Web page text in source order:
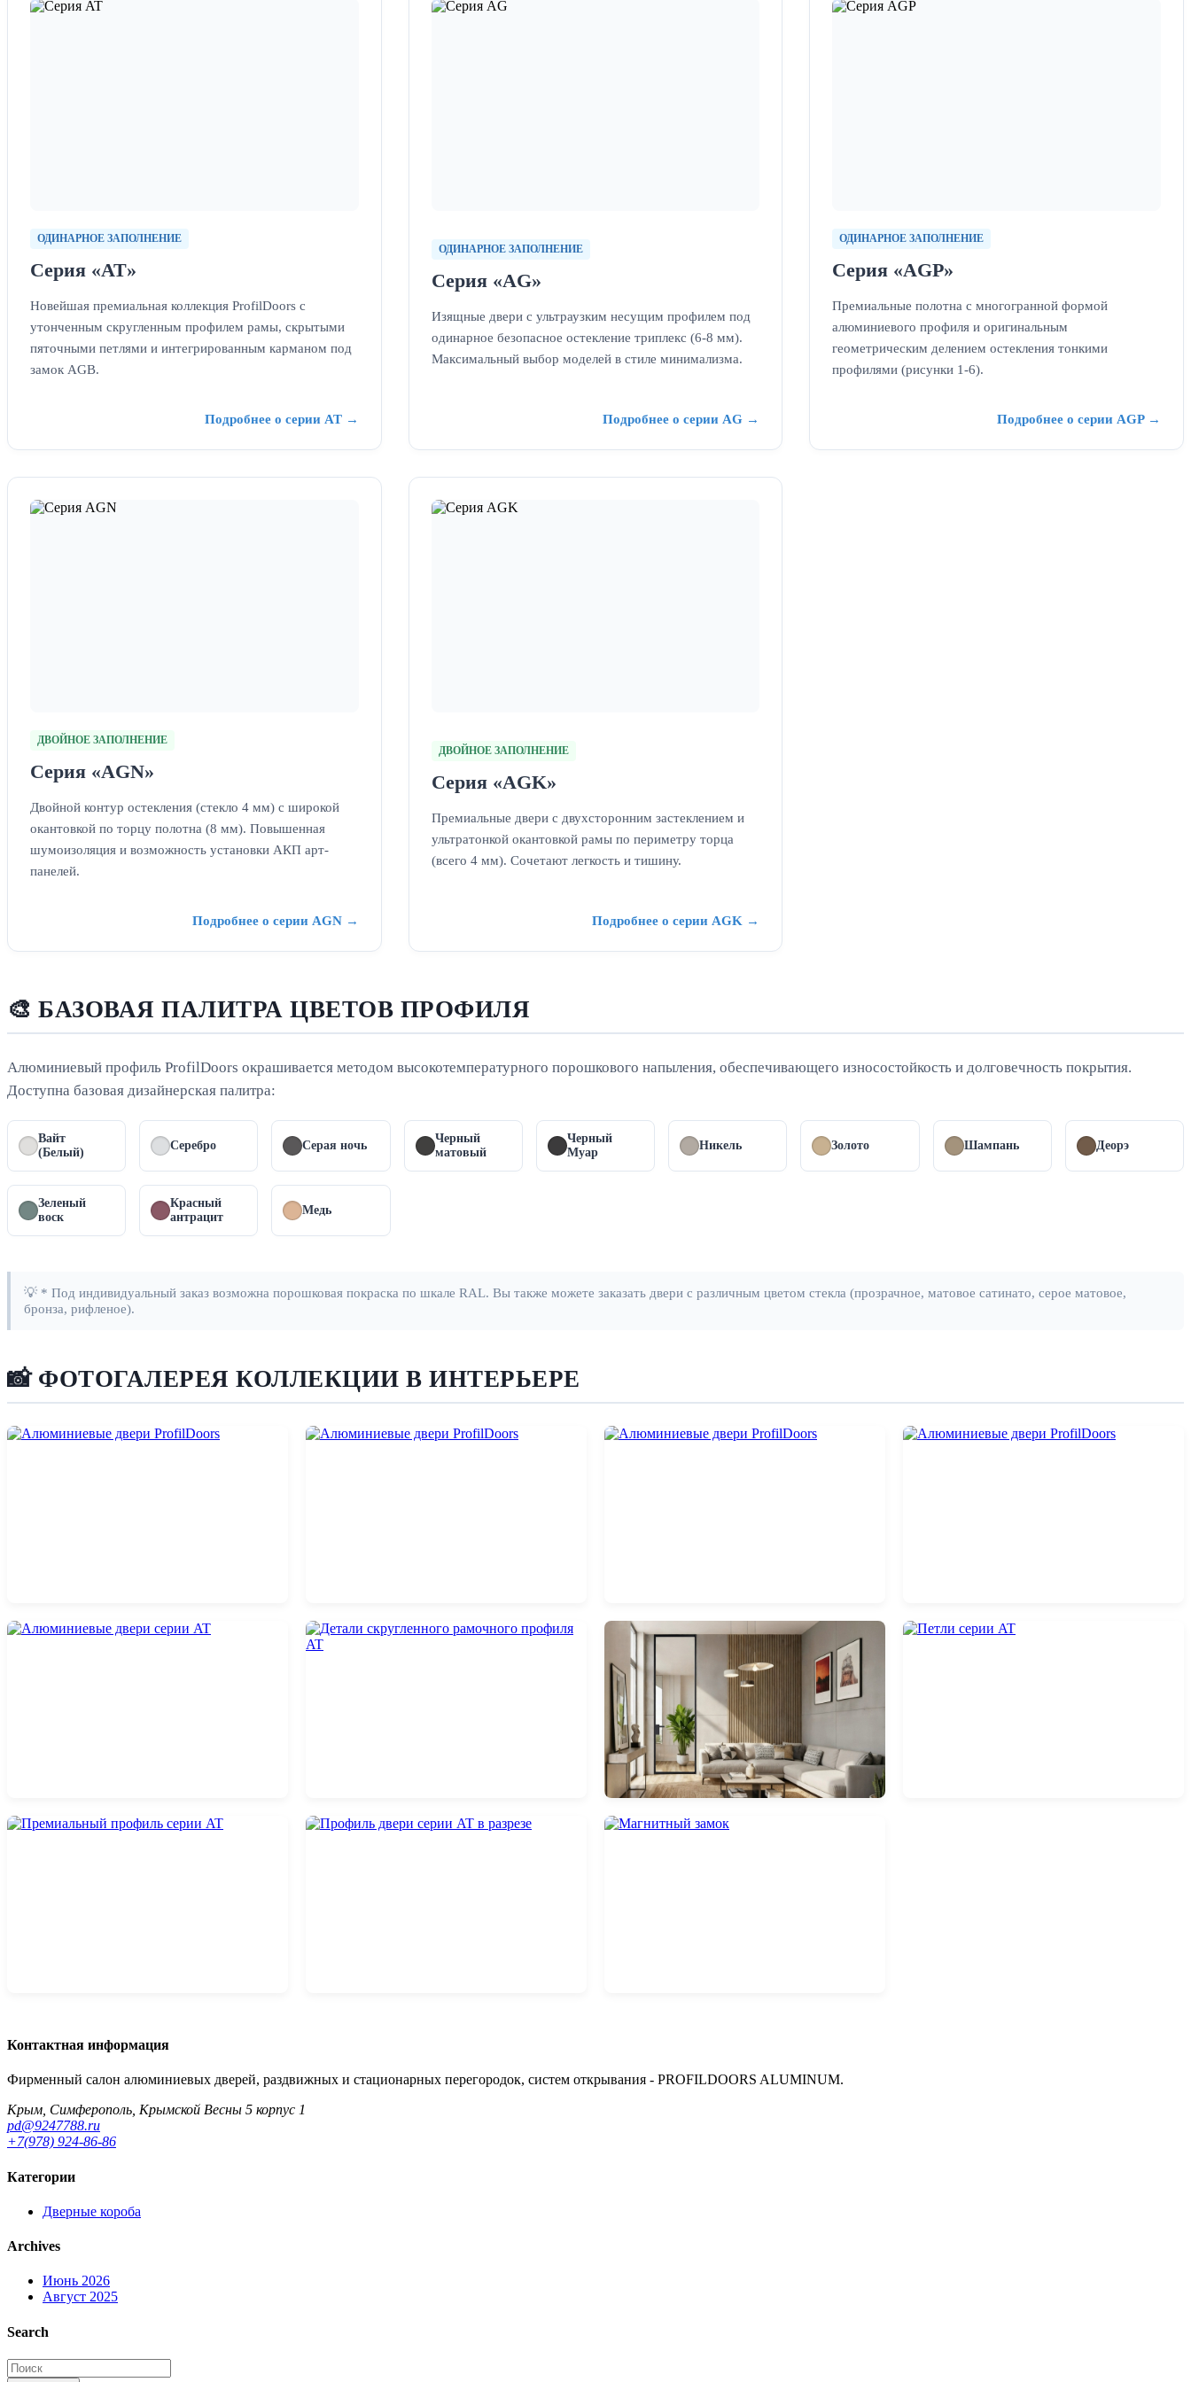
ОДИНАРНОЕ ЗАПОЛНЕНИЕ
Серия «AT»
Новейшая премиальная коллекция ProfilDoors с
утонченным скругленным профилем рамы, скрытыми
пяточными петлями и интегрированным карманом под
замок AGB.
Подробнее о серии AT →
ОДИНАРНОЕ ЗАПОЛНЕНИЕ
Серия «AG»
Изящные двери с ультраузким несущим профилем под
одинарное безопасное остекление триплекс (6-8 мм).
Максимальный выбор моделей в стиле минимализма.
Подробнее о серии AG →
ОДИНАРНОЕ ЗАПОЛНЕНИЕ
Серия «AGP»
Премиальные полотна с многогранной формой
алюминиевого профиля и оригинальным
геометрическим делением остекления тонкими
профилями (рисунки 1-6).
Подробнее о серии AGP →
ДВОЙНОЕ ЗАПОЛНЕНИЕ
Серия «AGN»
Двойной контур остекления (стекло 4 мм) с широкой
окантовкой по торцу полотна (8 мм). Повышенная
шумоизоляция и возможность установки АКП арт-
панелей.
Подробнее о серии AGN →
ДВОЙНОЕ ЗАПОЛНЕНИЕ
Серия «AGK»
Премиальные двери с двухсторонним застеклением и
ультратонкой окантовкой рамы по периметру торца
(всего 4 мм). Сочетают легкость и тишину.
Подробнее о серии AGK →
🎨 БАЗОВАЯ ПАЛИТРА ЦВЕТОВ ПРОФИЛЯ
Алюминиевый профиль ProfilDoors окрашивается методом высокотемпературного порошкового напыления, обеспечивающего износостойкость и долговечность покрытия.
Доступна базовая дизайнерская палитра:
Вайт
(Белый)
Серебро Серая ночь
Черный
матовый
Черный
Муар
Никель Золото Шампань Деорэ
Зеленый
воск
Красный
антрацит
Медь
💡 * Под индивидуальный заказ возможна порошковая покраска по шкале RAL. Вы также можете заказать двери с различным цветом стекла (прозрачное, матовое сатинато, серое матовое,
бронза, рифленое).
📸 ФОТОГАЛЕРЕЯ КОЛЛЕКЦИИ В ИНТЕРЬЕРЕ
Контактная информация
Фирменный салон алюминиевых дверей, раздвижных и стационарных перегородок, систем открывания - PROFILDOORS ALUMINUM.
Крым, Симферополь, Крымской Весны 5 корпус 1
pd@9247788.ru
+7(978) 924-86-86
Категории
Дверные короба
Archives
Июнь 2026
Август 2025
Search